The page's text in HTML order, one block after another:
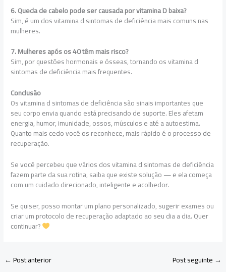
6. Queda de cabelo pode ser causada por vitamina D baixa?
Sim, é um dos vitamina d sintomas de deficiência mais comuns nas
mulheres.
7. Mulheres após os 40 têm mais risco?
Sim, por questões hormonais e ósseas, tornando os vitamina d
sintomas de deficiência mais frequentes.
Conclusão
Os vitamina d sintomas de deficiência são sinais importantes que
seu corpo envia quando está precisando de suporte. Eles afetam
energia, humor, imunidade, ossos, músculos e até a autoestima.
Quanto mais cedo você os reconhece, mais rápido é o processo de
recuperação.
Se você percebeu que vários dos vitamina d sintomas de deficiência
fazem parte da sua rotina, saiba que existe solução — e ela começa
com um cuidado direcionado, inteligente e acolhedor.
Se quiser, posso montar um plano personalizado, sugerir exames ou
criar um protocolo de recuperação adaptado ao seu dia a dia. Quer
continuar?
←Post anterior Post seguinte →